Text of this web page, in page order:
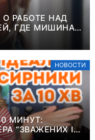
РАБОТЕ НАД
ГДЕ МИШИНА В
НОВОСТИ
МИНУТ:
“ЗВАЖЕНИХ І